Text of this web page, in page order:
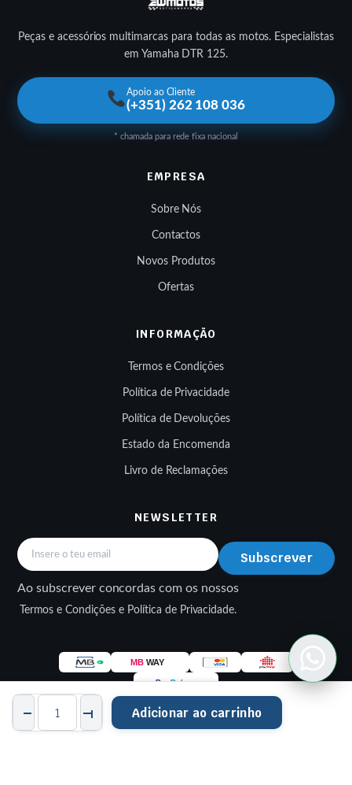
Modulo
Bomba
Adicionar ao carrinho
STORE PESQUISAR FAVORITOS CONTA CATEGORIAS
Peças e acessórios multimarcas para todas as motos. Especialistas
em Yamaha DTR 125.
Apoio ao Cliente
(+351) 262 108 036
* chamada para rede fixa nacional
EMPRESA
Sobre Nós
Contactos
Novos Produtos
Ofertas
INFORMAÇÃO
Termos e Condições
Política de Privacidade
Política de Devoluções
Estado da Encomenda
Livro de Reclamações
NEWSLETTER
Subscrever
Ao subscrever concordas com os nossos
Termos e Condições e Política de Privacidade.